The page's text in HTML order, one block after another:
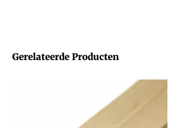
Gerelateerde Producten